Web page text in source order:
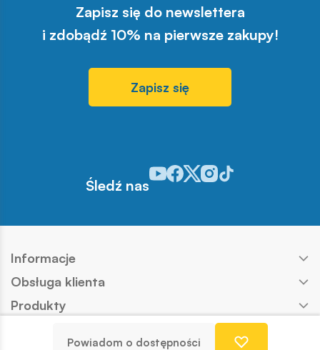
Powiadom o dostępności
Zapisz się do newslettera
i zdobądź 10% na pierwsze zakupy!
Zapisz się
Śledź nas
Odwiedź nasz profil w serwisie
Odwiedź nasz profil w serwisie
Odwiedź nasz profil w
Odwiedź nasz profil w
Odwiedź nasz profil
Informacje
Obsługa klienta
Produkty